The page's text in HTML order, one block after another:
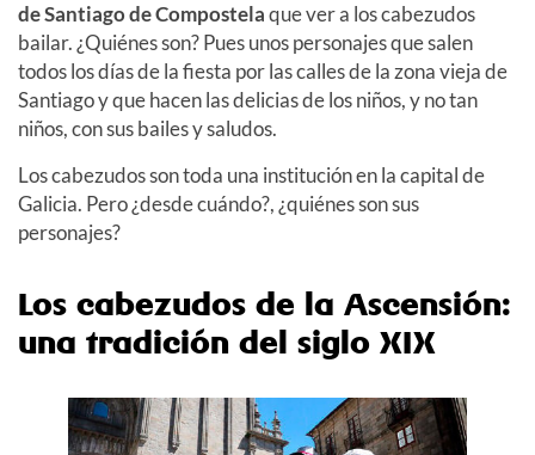
de Santiagode Compostelaque ver a los cabezudos
bailar. ¿Quiénes son? Pues unos personajes que salen
todos los días de la fiesta por las calles de la zona vieja de
Santiago y que hacen las delicias de los niños, y no tan
niños, con sus bailes y saludos.
Los cabezudos son toda una institución en la capital de
Galicia. Pero ¿desde cuándo?, ¿quiénes son sus
personajes?
Los cabezudos de la Ascensión:
una tradición del siglo XIX